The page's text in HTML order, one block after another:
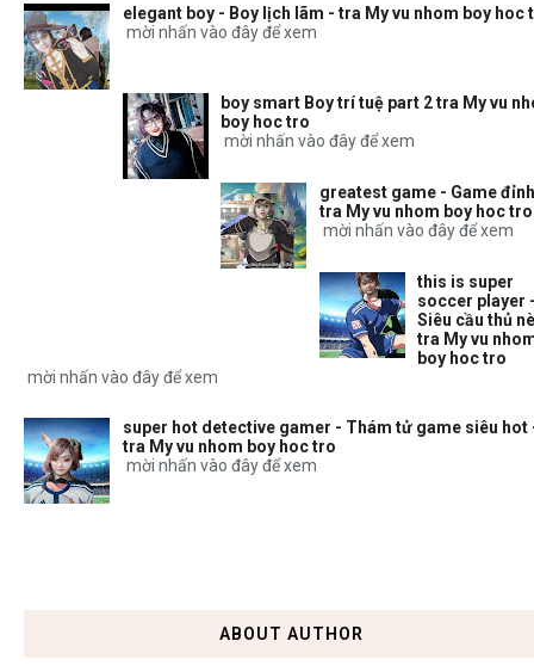
elegant boy - Boy lịch lãm - tra My vu nhom boy hoc
mời nhấn vào đây để xem
boy smart Boy trí tuệ part 2 tra My vu
boy hoc tro
mời nhấn vào đây để xem
greatest game - Game
tra My vu nhom boy hoc tro
mời nhấn vào đây để xem
this is super
soccer player
Siêu cầu thủ
tra My vu
boy hoc tro
mời nhấn vào đây để xem
super hot detective gamer - Thám tử game siêu hot
tra My vu nhom boy hoc tro
mời nhấn vào đây để xem
ABOUT AUTHOR